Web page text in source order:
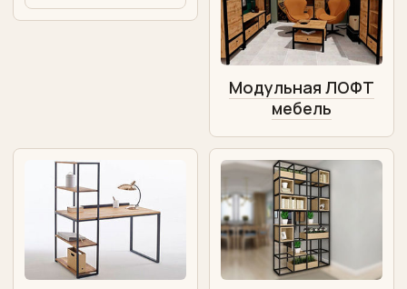
Контакты
Модульная ЛОФТ
мебель